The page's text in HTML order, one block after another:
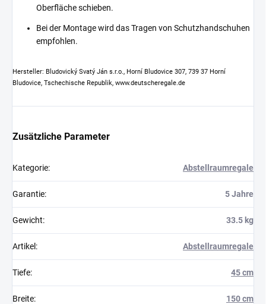
Oberfläche schieben.
Bei der Montage wird das Tragen von Schutzhandschuhen
empfohlen.
Hersteller: Bludovický Svatý Ján s.r.o., Horní Bludovice 307, 739 37 Horní
Bludovice, Tschechische Republik, www.deutscheregale.de
Zusätzliche Parameter
Kategorie: Abstellraumregale
Garantie: 5 Jahre
Gewicht: 33.5 kg
Artikel : Abstellraumregale
Tiefe: 45 cm
Breite: 150 cm